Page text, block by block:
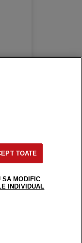
si
care
TOATE
SA MODIFIC
INDIVIDUAL